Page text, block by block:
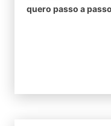
quero passo a